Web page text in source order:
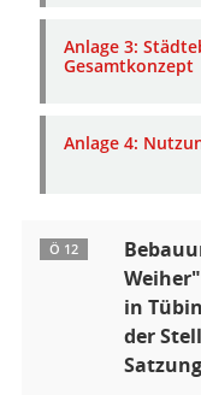
Anlage 3:
Gesamtkonzept
Anlage 4:
Ö 12
in
der